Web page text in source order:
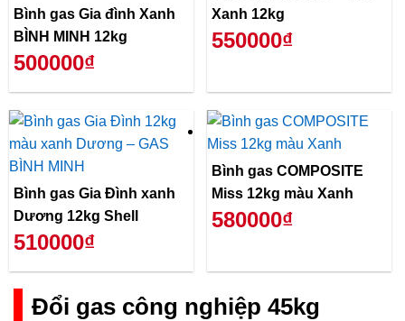
Bình gas Gia đình Xanh
BÌNH MINH 12kg
500000₫
Xanh 12kg
550000₫
Bình gas Gia Đình xanh
Dương 12kg Shell
510000₫
Bình gas COMPOSITE
Miss 12kg màu Xanh
580000₫
Đổi gas công nghiệp 45kg